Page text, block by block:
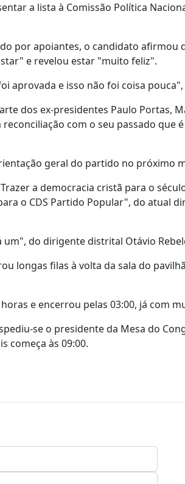
a lista à Comissão Política
por apoiantes, o candidato afirmou
e revelou estar "muito feliz".
aprovada e isso não foi coisa
dos ex-presidentes Paulo Portas,
com o seu passado que
geral do partido no próximo
a democracia cristã para o
o CDS Partido Popular", do atual
do dirigente distrital Otávio
longas filas à volta da sala do
e encerrou pelas 03:00, já com
se o presidente da Mesa do
começa às 09:00.